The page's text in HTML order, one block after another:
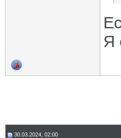
Я
30.03.2024, 02:00